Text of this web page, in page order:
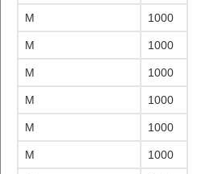
M 1000
M 1000
M 1000
M 1000
M 1000
M 1000